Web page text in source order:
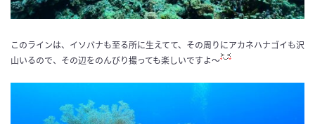
このラインは、イソバナも至る所に生えてて、その周りにアカネハナゴイも沢
山いるので、その辺をのんびり撮っても楽しいですよ〜